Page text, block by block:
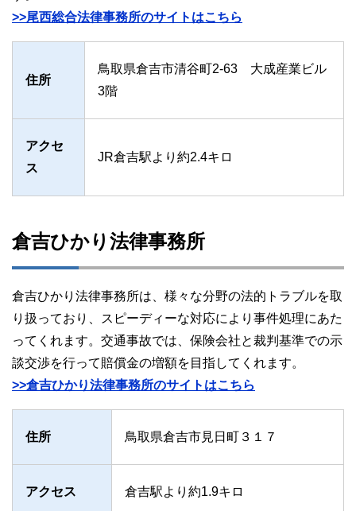
>>尾西総合法律事務所のサイトはこちら
住所
鳥取県倉吉市清谷町2-63 大成産業ビル
3階
アクセ
ス
JR倉吉駅より約2.4キロ
倉吉ひかり法律事務所
倉吉ひかり法律事務所は、様々な分野の法的トラブルを取
り扱っており、スピーディーな対応により事件処理にあた
ってくれます。交通事故では、保険会社と裁判基準での示
談交渉を行って賠償金の増額を目指してくれます。
>>倉吉ひかり法律事務所のサイトはこちら
住所 鳥取県倉吉市見日町３１７
アクセス 倉吉駅より約1.9キロ